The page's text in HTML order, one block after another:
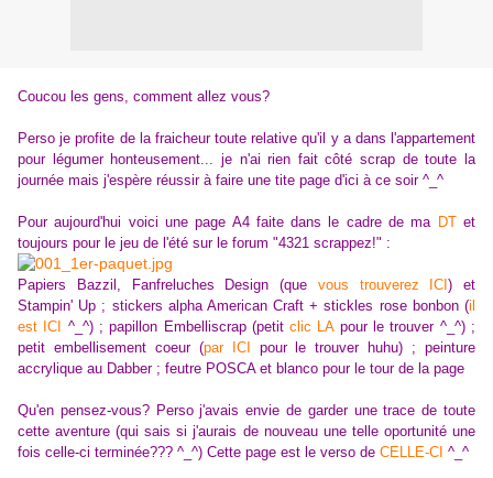
Coucou les gens, comment allez vous?
Perso je profite de la fraicheur toute relative qu'il y a dans l'appartement
pour légumer honteusement... je n'ai rien fait côté scrap de toute la
journée mais j'espère réussir à faire une tite page d'ici à ce soir ^_^
Pour aujourd'hui voici une page A4 faite dans le cadre de ma DTet
toujours pour le jeu de l'été sur le forum "4321 scrappez!" :
Papiers Bazzil, Fanfreluches Design (que vous trouverez ICI) et
Stampin' Up ; stickers alpha American Craft + stickles rose bonbon (il
est ICI
^_^) ; papillon Embelliscrap (petitclic LApour le trouver ^_^) ;
petit embellisement coeur (par ICI
pour le trouver huhu) ; peinture
accrylique au Dabber ; feutre POSCA et blanco pour le tour de la page
Qu'en pensez-vous? Perso j'avais envie de garder une trace de toute
cette aventure (qui sais si j'aurais de nouveau une telle oportunité une
fois celle-ci terminée??? ^_^) Cette page est le verso de CELLE-CI ^_^